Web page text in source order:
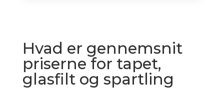
Hvad er gennemsnit
priserne for tapet,
glasfilt og spartling